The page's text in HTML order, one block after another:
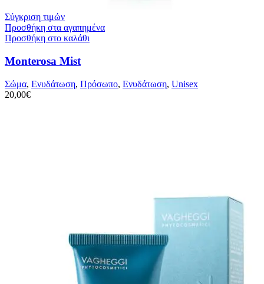
Σύγκριση τιμών
Προσθήκη στα αγαπημένα
Προσθήκη στο καλάθι
Monterosa Mist
Σώμα, Ενυδάτωση, Πρόσωπο, Ενυδάτωση, Unisex
20,00€